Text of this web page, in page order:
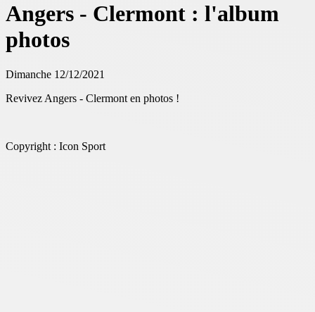
Angers - Clermont : l'album
photos
Dimanche 12/12/2021
Revivez Angers - Clermont en photos !
Copyright : Icon Sport